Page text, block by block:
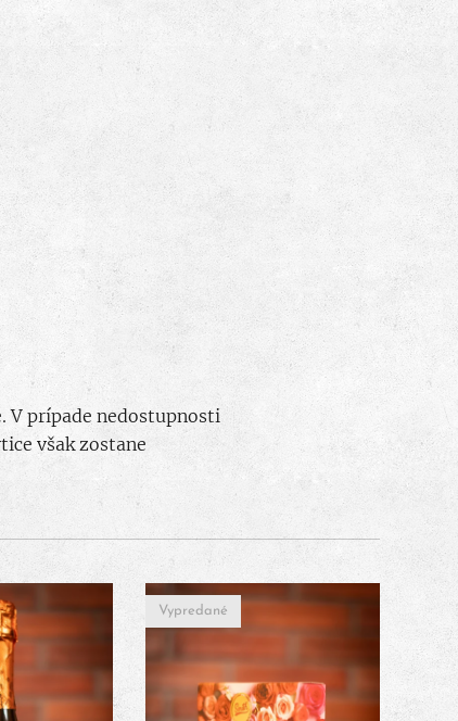
V prípade nedostupnosti
však zostane
Vypredané